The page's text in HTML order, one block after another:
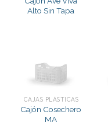
Alto Sin Tapa
CAJAS PLÁSTICAS
Cajón Cosechero
MA